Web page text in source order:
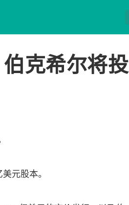
克希尔将投
元股本。